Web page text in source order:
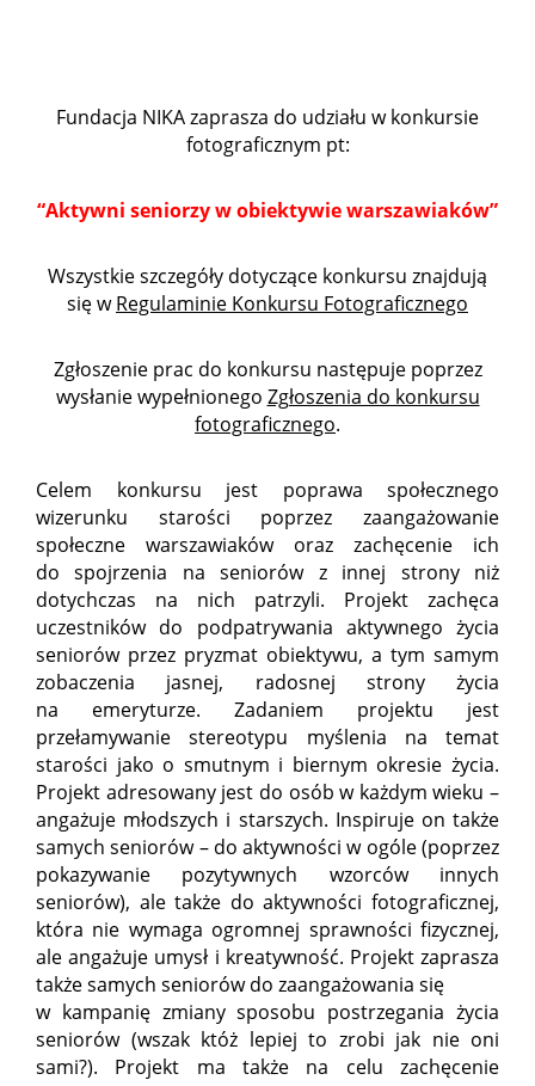
Fundacja NIKA zaprasza do udziału w konkursie
fotograficznym pt:
“Aktywni seniorzy w obiektywie warszawiaków”
Wszystkie szczegóły dotyczące konkursu znajdują
się wRegulaminie Konkursu Fotograficznego
Zgłoszenie prac do konkursu następuje poprzez
wysłanie wypełnionego Zgłoszenia do konkursu
fotograficznego.
Celem konkursu jest poprawa społecznego
wizerunku starości poprzez zaangażowanie
społeczne warszawiaków oraz zachęcenie ich
do spojrzenia na seniorów z innej strony niż
dotychczas na nich patrzyli. Projekt zachęca
uczestników do podpatrywania aktywnego życia
seniorów przez pryzmat obiektywu, a tym samym
zobaczenia jasnej, radosnej strony życia
na emeryturze. Zadaniem projektu jest
przełamywanie stereotypu myślenia na temat
starości jako o smutnym i biernym okresie życia.
Projekt adresowany jest do osób w każdym wieku –
angażuje młodszych i starszych. Inspiruje on także
samych seniorów – do aktywności w ogóle (poprzez
pokazywanie pozytywnych wzorców innych
seniorów), ale także do aktywności fotograficznej,
która nie wymaga ogromnej sprawności fizycznej,
ale angażuje umysł i kreatywność. Projekt zaprasza
także samych seniorów do zaangażowania się
w kampanię zmiany sposobu postrzegania życia
seniorów (wszak któż lepiej to zrobi jak nie oni
sami?). Projekt ma także na celu zachęcenie